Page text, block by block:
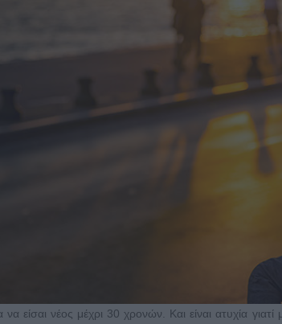
να είσαι νέος μέχρι 30 χρονών. Και είναι ατυχία